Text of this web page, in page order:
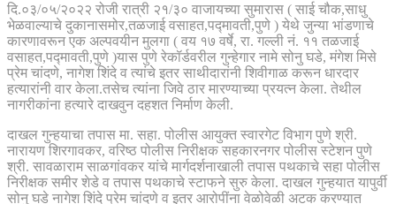
दि.०३/०५/२०२२ रोजी रात्री २१/३० वाजायच्या सुमारास ( साई चौक,साधु
भेळवाल्याचे दुकानासमोर,तळजाई वसाहत,पद्मावती,पुणे ) येथे जुन्या भांडणाचे
कारणावरून एक अल्पवयीन मुलगा ( वय १७ वर्षे, रा. गल्ली नं. ११ तळजाई
वसाहत,पद्मावती,पुणे )यास पुणे रेकॉर्डवरील गुन्हेगार नामे सोनु घडे, मंगेश मिसे
प्रेम चांदणे, नागेश शिंदे व त्यांचे इतर साथीदारांनी शिवीगाळ करून धारदार
हत्यारांनी वार केला.तसेच त्यांना जिवे ठार मारण्याच्या प्रयत्न केला. तेथील
नागरीकांना हत्यारे दाखवुन दहशत निर्माण केली.
दाखल गुन्हयाचा तपास मा. सहा. पोलीस आयुक्त स्वारगेट विभाग पुणे श्री.
नारायण शिरगावकर, वरिष्ठ पोलीस निरीक्षक सहकारनगर पोलीस स्टेशन पुणे
श्री. सावळाराम साळगांवकर यांचे मार्गदर्शनाखाली तपास पथकाचे सहा पोलीस
निरीक्षक समीर शेडे व तपास पथकाचे स्टाफने सुरु केला. दाखल गुन्हयात यापुर्वी
सोनु घडे नागेश शिंदे प्रेम चांदणे व इतर आरोपींना वेळोवेळी अटक करण्यात